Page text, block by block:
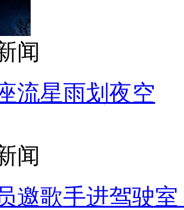
闻
流星雨划夜空
闻
邀歌手进驾驶